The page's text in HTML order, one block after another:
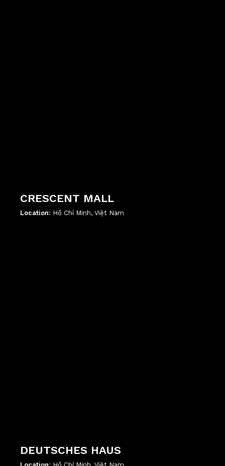
CRESCENT MALL
Location: Hồ Chí Minh, Việt Nam
DEUTSCHES HAUS